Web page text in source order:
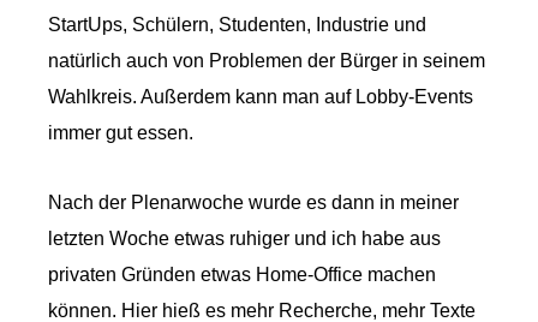
StartUps, Schülern, Studenten, Industrie und
natürlich auch von Problemen der Bürger in seinem
Wahlkreis. Außerdem kann man auf Lobby-Events
immer gut essen.
Nach der Plenarwoche wurde es dann in meiner
letzten Woche etwas ruhiger und ich habe aus
privaten Gründen etwas Home-Office machen
können. Hier hieß es mehr Recherche, mehr Texte